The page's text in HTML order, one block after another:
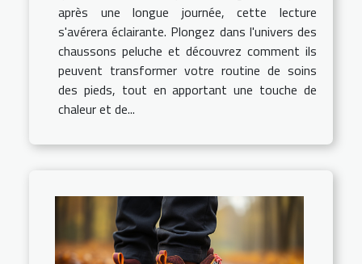
après une longue journée, cette lecture
s'avérera éclairante. Plongez dans l'univers des
chaussons peluche et découvrez comment ils
peuvent transformer votre routine de soins
des pieds, tout en apportant une touche de
chaleur et de...